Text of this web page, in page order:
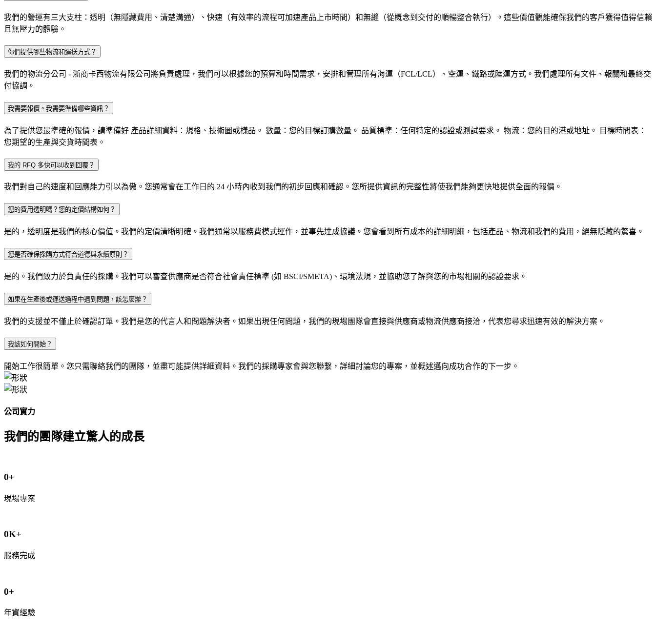
我們的營運有三大支柱：透明（無隱藏費用、清楚溝通）、快速（有效率的流程可加速產品上市時間）和無縫（從概念到交付的順暢整合執行）。這些價值觀能確保我們的客戶獲得值得信賴
且無壓力的體驗。
你們提供哪些物流和運送方式？
我們的物流分公司 - 浙商卡西物流有限公司將負責處理，我們可以根據您的預算和時間需求，安排和管理所有海運（FCL/LCL）、空運、鐵路或陸運方式。我們處理所有文件、報關和最終交
付協調。
我需要報價。我需要準備哪些資訊？
為了提供您最準確的報價，請準備好 產品詳細資料：規格、技術圖或樣品。 數量：您的目標訂購數量。 品質標準：任何特定的認證或測試要求。 物流：您的目的港或地址。 目標時間表：
您期望的生產與交貨時間表。
我的 RFQ 多快可以收到回覆？
我們對自己的速度和回應能力引以為傲。您通常會在工作日的 24 小時內收到我們的初步回應和確認。您所提供資訊的完整性將使我們能夠更快地提供全面的報價。
您的費用透明嗎？您的定價結構如何？
是的，透明度是我們的核心價值。我們的定價清晰明確。我們通常以服務費模式運作，並事先達成協議。您會看到所有成本的詳細明細，包括產品、物流和我們的費用，絕無隱藏的驚喜。
您是否確保採購方式符合道德與永續原則？
是的。我們致力於負責任的採購。我們可以審查供應商是否符合社會責任標準 (如 BSCI/SMETA)、環境法規，並協助您了解與您的市場相關的認證要求。
如果在生產後或運送過程中遇到問題，該怎麼辦？
我們的支援並不僅止於確認訂單。我們是您的代言人和問題解決者。如果出現任何問題，我們的現場團隊會直接與供應商或物流供應商接洽，代表您尋求迅速有效的解決方案。
我該如何開始？
開始工作很簡單。您只需聯絡我們的團隊，並盡可能提供詳細資料。我們的採購專家會與您聯繫，詳細討論您的專案，並概述邁向成功合作的下一步。
公司實力
我們的團隊建立驚人的成長
0+
現場專案
0K+
服務完成
0+
年資經驗